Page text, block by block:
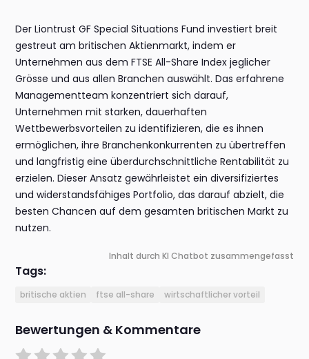
Der Liontrust GF Special Situations Fund investiert breit
gestreut am britischen Aktienmarkt, indem er
Unternehmen aus dem FTSE All-Share Index jeglicher
Grösse und aus allen Branchen auswählt. Das erfahrene
Managementteam konzentriert sich darauf,
Unternehmen mit starken, dauerhaften
Wettbewerbsvorteilen zu identifizieren, die es ihnen
ermöglichen, ihre Branchenkonkurrenten zu übertreffen
und langfristig eine überdurchschnittliche Rentabilität zu
erzielen. Dieser Ansatz gewährleistet ein diversifiziertes
und widerstandsfähiges Portfolio, das darauf abzielt, die
besten Chancen auf dem gesamten britischen Markt zu
nutzen.
Inhalt durch KI Chatbot zusammengefasst
Tags:
britische aktien ftse all-share wirtschaftlicher vorteil
Bewertungen & Kommentare